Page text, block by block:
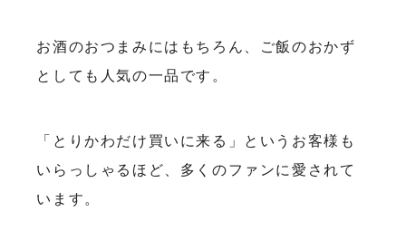
お酒のおつまみにはもちろん、ご飯のおかず
としても人気の一品です。
「とりかわだけ買いに来る」というお客様も
いらっしゃるほど、多くのファンに愛されて
います。